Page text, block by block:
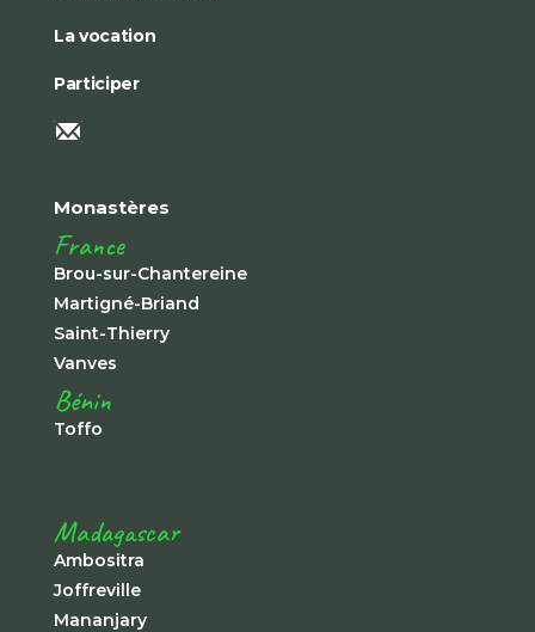
La vocation
Participer
Monastères
France
Brou-sur-Chantereine
Martigné-Briand
Saint-Thierry
Vanves
Bénin
Toffo
Madagascar
Ambositra
Joffreville
Mananjary